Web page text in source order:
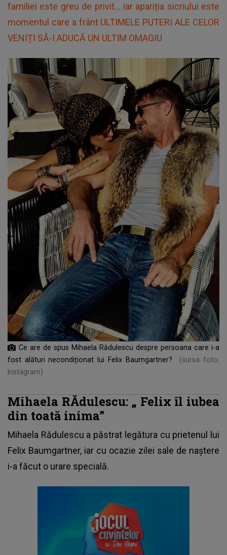
familiei este greu de privit... iar apariția sicriului este
momentul care a frânt ULTIMELE PUTERI ALE CELOR
VENIȚI SĂ-I ADUCĂ UN ULTIM OMAGIU
Ce are de spus Mihaela Rădulescu despre persoana care i-a
fost alături necondiționat lui Felix Baumgartner?
(sursa foto:
Instagram)
Mihaela RĂdulescu: „ Felix îl iubea
din toată inima”
Mihaela Rădulescu a păstrat legătura cu prietenul lui
Felix Baumgartner, iar cu ocazie zilei sale de naștere
i-a făcut o urare specială.